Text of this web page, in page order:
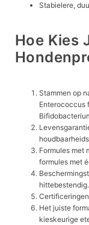
Stabielere,
Hoe Kies
Stammen op
Enterococcus
Formules met
formules met
hittebestendig.
Het juiste
kieskeurige